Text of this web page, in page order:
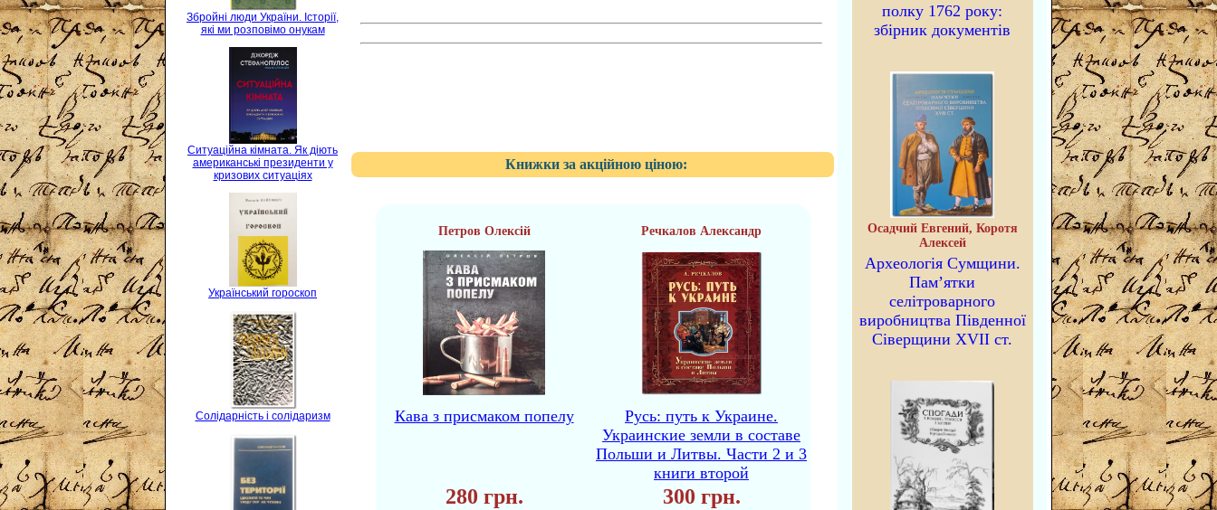
Збройні люди України. Історії,
які ми розповімо онукам
Ситуаційна кімната. Як діють
американські президенти у
кризових ситуаціях
Український гороскоп
Солідарність і солідаризм
Книжки за акційною ціною:
Петров Олексій Речкалов Александр
Кава з присмаком попелу
Русь: путь к Украине.
Украинские земли в составе
Польши и Литвы. Части 2 и 3
книги второй
280 грн. 300 грн.
полку 1762 року:
збірник документів
Осадчий Евгений, Коротя
Алексей
Археологія Сумщини.
Пам’ятки
селітроварного
виробництва Південної
Сіверщини XVII ст.